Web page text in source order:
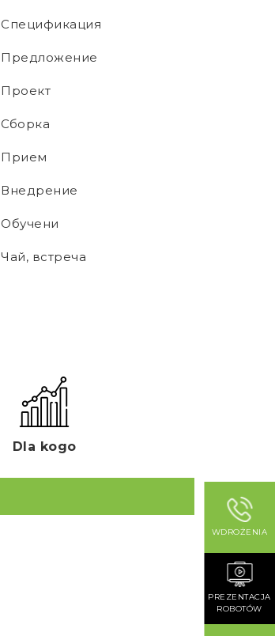
Спецификация
Предложение
Проект
Сборка
Прием
Внедрение
Обучени
Чай, встреча
Dla kogo
WDROŻENIA
PREZENTACJA
ROBOTÓW